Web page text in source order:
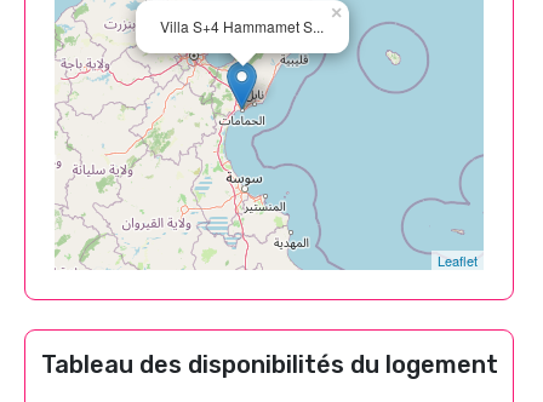
Villa S+4 Hammamet S...
×
Leaflet
Tableau des disponibilités du logement